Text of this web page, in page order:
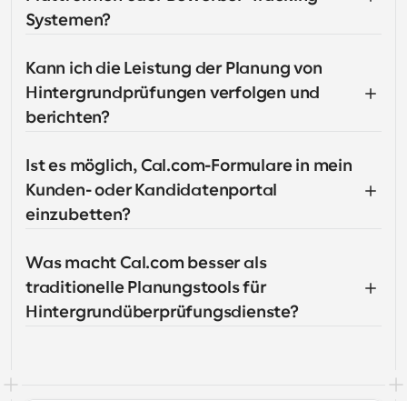
Systemen?
Kann ich die Leistung der Planung von
Hintergrundprüfungen verfolgen und
berichten?
Ist es möglich, Cal.com-Formulare in mein
Kunden- oder Kandidatenportal
einzubetten?
Was macht Cal.com besser als
traditionelle Planungstools für
Hintergrundüberprüfungsdienste?